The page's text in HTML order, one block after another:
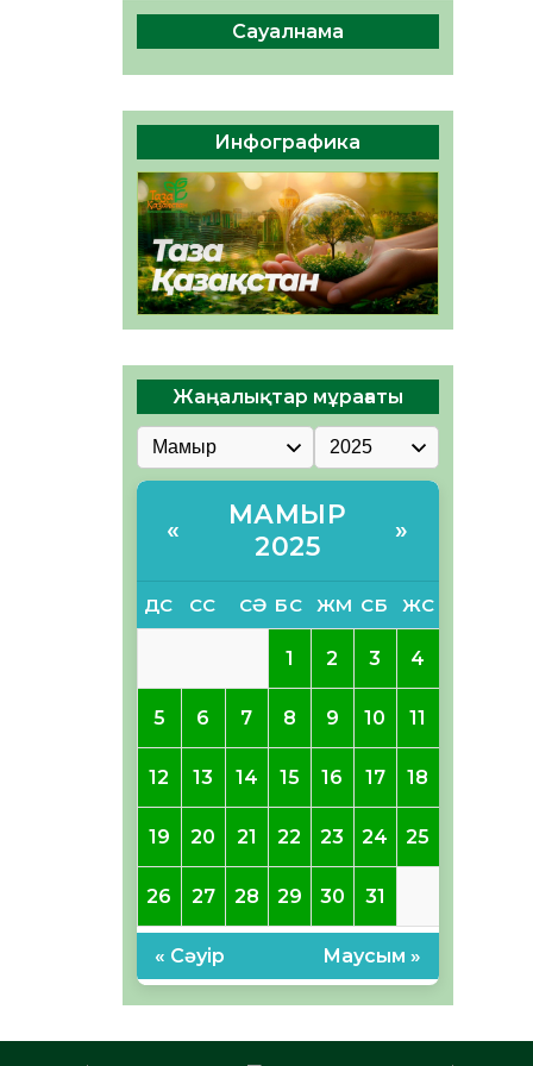
Руслан Рүстемұлы облыс
әкімінің кеңесшісі болып
тағайындалды
05.08.2026
52 0
Сауалнама
Инфографика
Жаңалықтар мұрағаты
«
МАМЫР
2025
»
ДС СС СӘ БС ЖМ СБ ЖС
1 2 3 4
5 6 7 8 9 10 11
12 13 14 15 16 17 18
19 20 21 22 23 24 25
26 27 28 29 30 31
« Сәуір Маусым »